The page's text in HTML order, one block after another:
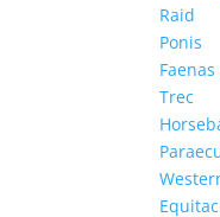
Raid
Ponis
Trec